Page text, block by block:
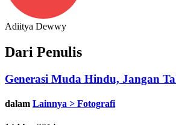
Adiitya Dewwy
Dari Penulis
Generasi Muda Hindu, Jangan
dalam Lainnya > Fotografi